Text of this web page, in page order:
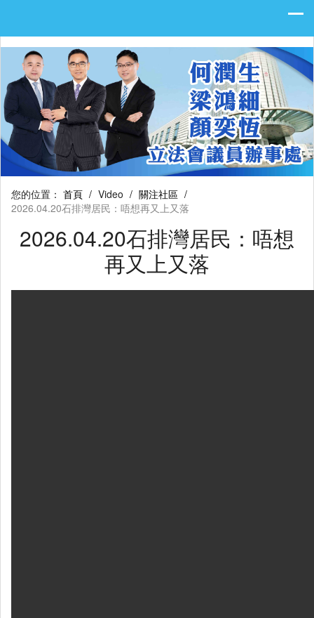
您的位置： 首頁 / Video / 關注社區 /
2026.04.20石排灣居民：唔想再又上又落
2026.04.20石排灣居民：唔想
再又上又落